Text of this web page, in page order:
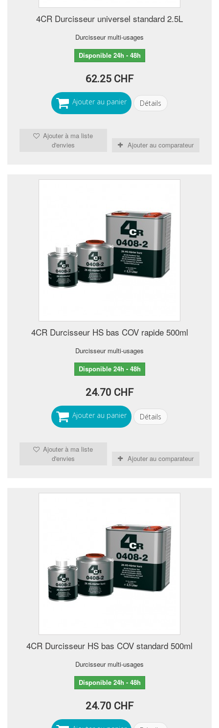
4CR Durcisseur universel standard 2.5L
Durcisseur multi-usages
Disponible 24h - 48h
62.25 CHF
Ajouter au panier Détails
Ajouter à ma liste
d'envies
Ajouter au comparateur
4CR Durcisseur HS bas COV rapide 500ml
Durcisseur multi-usages
Disponible 24h - 48h
24.70 CHF
Ajouter au panier Détails
Ajouter à ma liste
d'envies
Ajouter au comparateur
4CR Durcisseur HS bas COV standard 500ml
Durcisseur multi-usages
Disponible 24h - 48h
24.70 CHF